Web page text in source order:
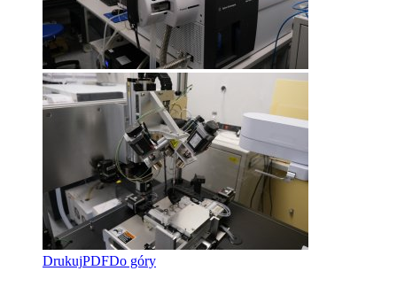
DrukujPDFDo góry